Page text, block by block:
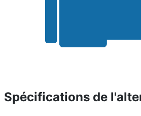
Spécifications de